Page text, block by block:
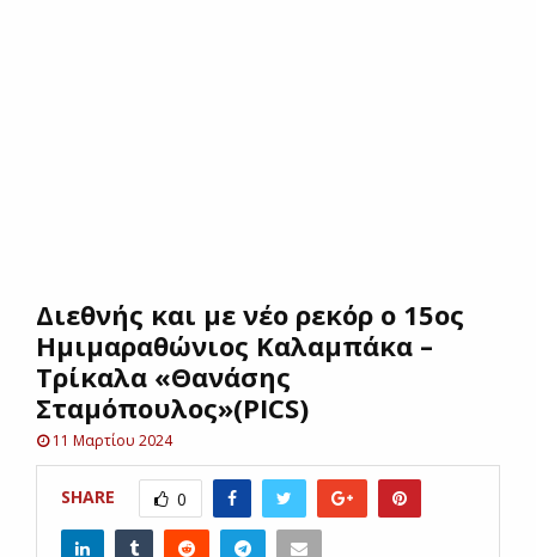
UΔιεθνής και με νέο ρεκόρ ο 15ος
Ημιμαραθώνιος Καλαμπάκα –
Τρίκαλα «Θανάσης
Σταμόπουλος»(PICS)
11 Μαρτίου 2024
SHARE 0